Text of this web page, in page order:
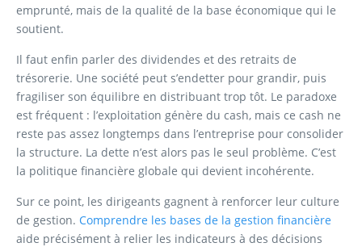
emprunté, mais de la qualité de la base économique qui le
soutient.
Il faut enfin parler des dividendes et des retraits de
trésorerie. Une société peut s’endetter pour grandir, puis
fragiliser son équilibre en distribuant trop tôt. Le paradoxe
est fréquent : l’exploitation génère du cash, mais ce cash ne
reste pas assez longtemps dans l’entreprise pour consolider
la structure. La dette n’est alors pas le seul problème. C’est
la politique financière globale qui devient incohérente.
Sur ce point, les dirigeants gagnent à renforcer leur culture
de gestion. Comprendre les bases de la gestion financière
aide précisément à relier les indicateurs à des décisions